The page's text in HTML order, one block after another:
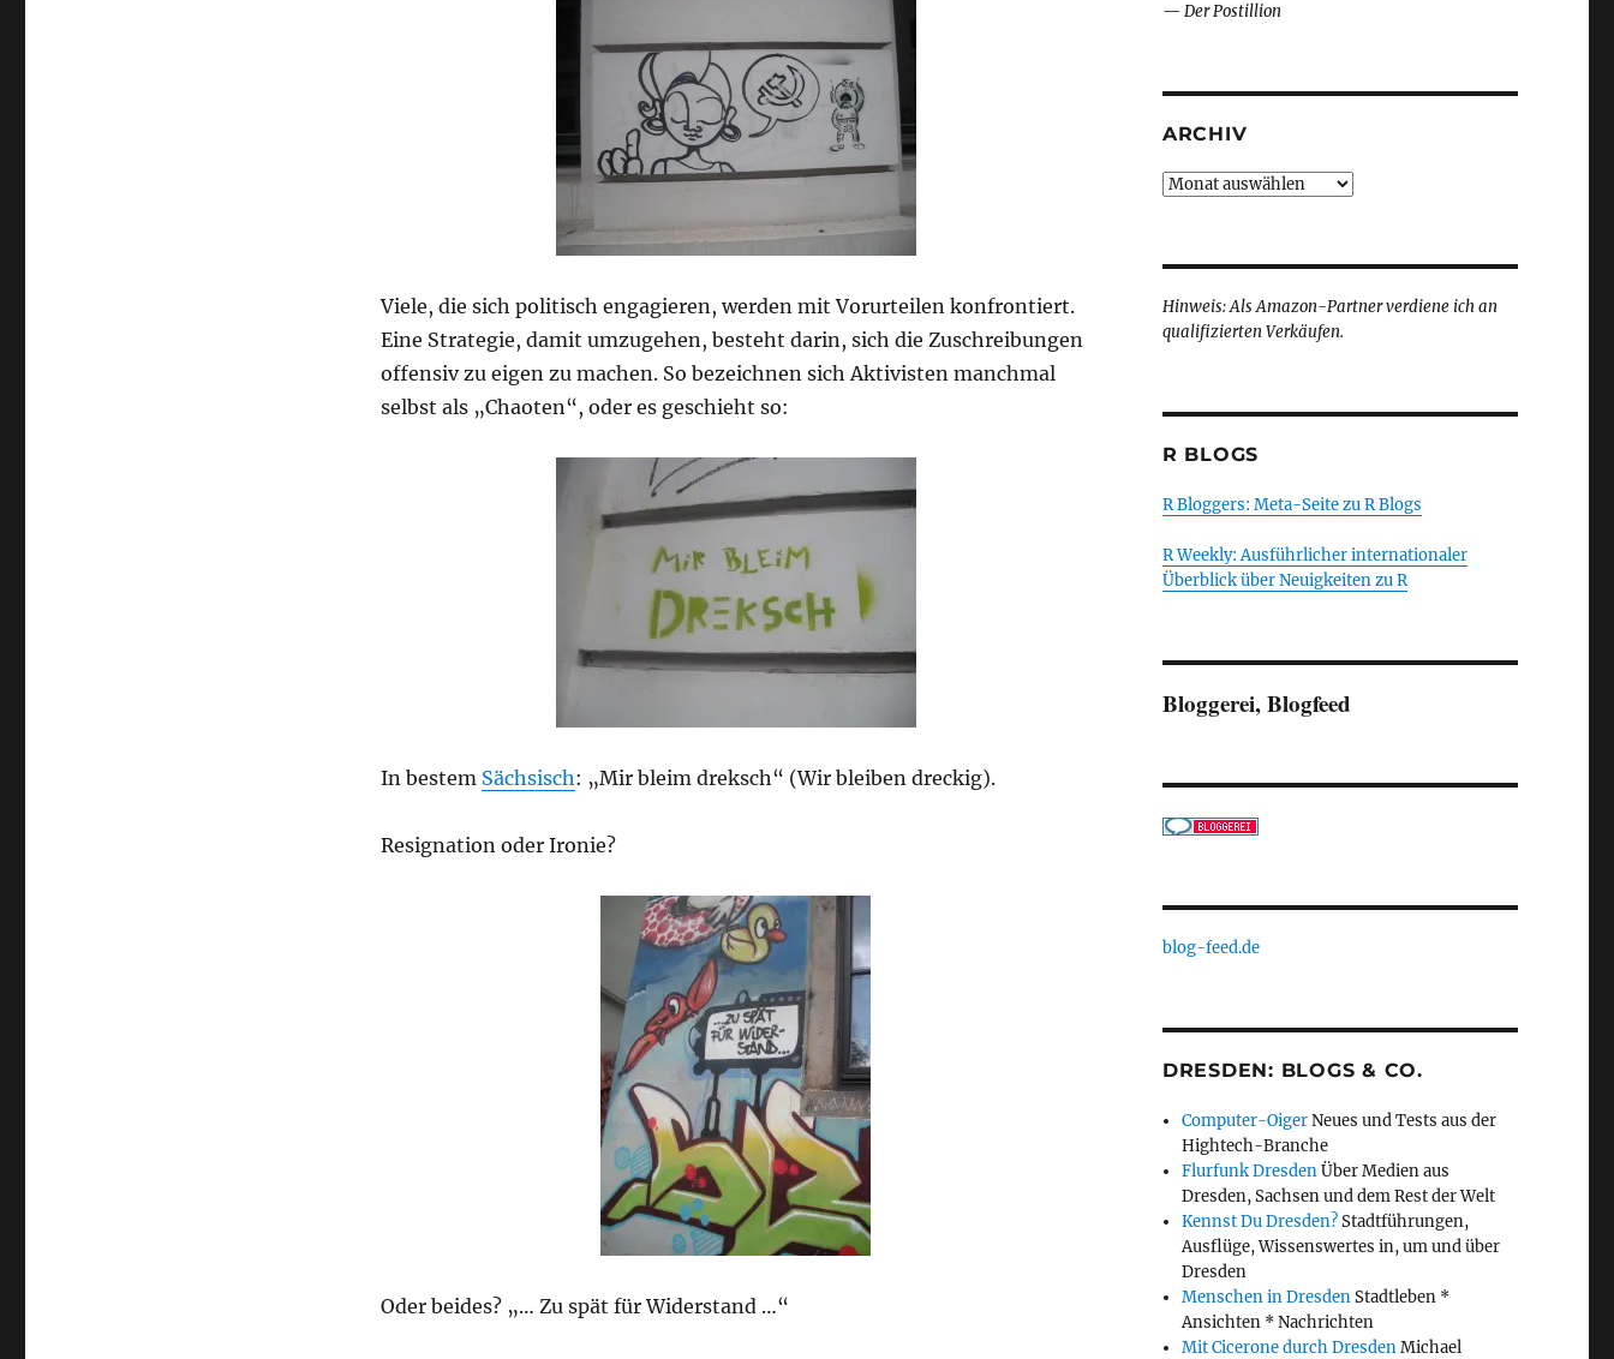
Viele, die sich politisch engagieren, werden mit Vorurteilen konfrontiert.
Eine Strategie, damit umzugehen, besteht darin, sich die Zuschreibungen
offensiv zu eigen zu machen. So bezeichnen sich Aktivisten manchmal
selbst als „Chaoten“, oder es geschieht so:
In bestem Sächsisch: „Mir bleim dreksch“ (Wir bleiben dreckig).
Resignation oder Ironie?
Oder beides? „… Zu spät für Widerstand …“
— Der Postillion
ARCHIV
Archiv
Hinweis: Als Amazon-Partner verdiene ich an
qualifizierten Verkäufen.
R BLOGS
R Bloggers: Meta-Seite zu R Blogs
R Weekly: Ausführlicher internationaler
Überblick über Neuigkeiten zu R
Bloggerei, Blogfeed
blog-feed.de
DRESDEN: BLOGS & CO.
Computer-OigerNeues und Tests aus der
Hightech-Branche
Flurfunk DresdenÜber Medien aus
Dresden, Sachsen und dem Rest der Welt
Kennst Du Dresden?Stadtführungen,
Ausflüge, Wissenswertes in, um und über
Dresden
Menschen in DresdenStadtleben *
Ansichten * Nachrichten
Mit Cicerone durch DresdenMichael